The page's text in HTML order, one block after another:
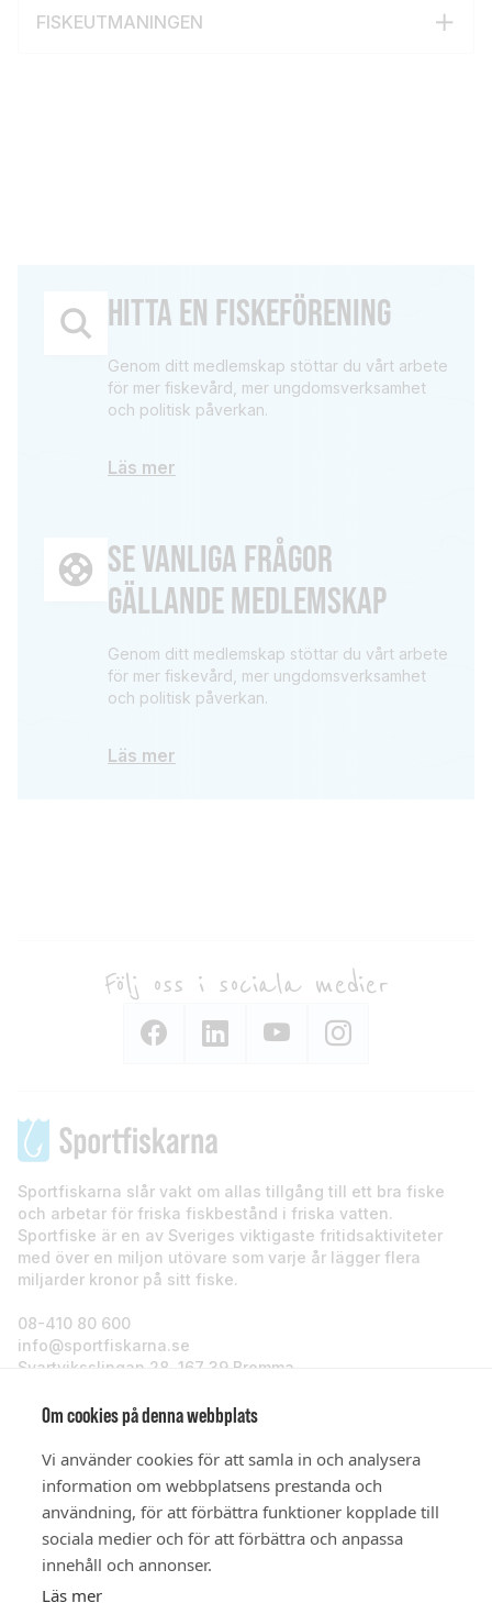
Om cookies på denna webbplats
Vi använder cookies för att samla in och analysera
information om webbplatsens prestanda och
användning, för att förbättra funktioner kopplade till
sociala medier och för att förbättra och anpassa
innehåll och annonser.
Läs mer
FISKEUTMANINGEN
HITTA EN FISKEFÖRENING
Genom ditt medlemskap stöttar du vårt arbete
för mer fiskevård, mer ungdomsverksamhet
och politisk påverkan.
Läs mer
SE VANLIGA FRÅGOR
GÄLLANDE MEDLEMSKAP
Genom ditt medlemskap stöttar du vårt arbete
för mer fiskevård, mer ungdomsverksamhet
och politisk påverkan.
Läs mer
Följ oss i sociala medier
Sportfiskarna slår vakt om allas tillgång till ett bra fiske
och arbetar för friska fiskbestånd i friska vatten.
Sportfiske är en av Sveriges viktigaste fritidsaktiviteter
med över en miljon utövare som varje år lägger flera
miljarder kronor på sitt fiske.
08-410 80 600
info@sportfiskarna.se
Svartviksslingan 28, 167 39 Bromma
Sportfiskarna
Om oss
Stöd oss